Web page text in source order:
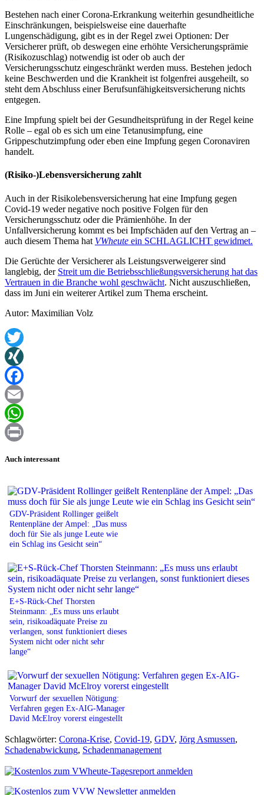
Bestehen nach einer Corona-Erkrankung weiterhin gesundheitliche
Einschränkungen, beispielsweise eine dauerhafte
Lungenschädigung, gibt es in der Regel zwei Optionen: Der
Versicherer prüft, ob deswegen eine erhöhte Versicherungsprämie
(Risikozuschlag) notwendig ist oder ob auch der
Versicherungsschutz eingeschränkt werden muss. Bestehen jedoch
keine Beschwerden und die Krankheit ist folgenfrei ausgeheilt, so
steht dem Abschluss einer Berufsunfähigkeitsversicherung nichts
entgegen.
Eine Impfung spielt bei der Gesundheitsprüfung in der Regel keine
Rolle – egal ob es sich um eine Tetanusimpfung, eine
Grippeschutzimpfung oder eben eine Impfung gegen Coronaviren
handelt.
(Risiko-)Lebensversicherung zahlt
Auch in der Risikolebensversicherung hat eine Impfung gegen
Covid-19 weder negative noch positive Folgen für den
Versicherungsschutz oder die Prämienhöhe. In der
Unfallversicherung kommt es bei Impfschäden auf den Vertrag an –
auch diesem Thema hat VWheute ein SCHLAGLICHT gewidmet.
Die Gerüchte der Versicherer als Leistungsverweigerer sind
langlebig, der Streit um die Betriebsschließungsversicherung hat das
Vertrauen in die Branche wohl geschwächt. Nicht auszuschließen,
dass im Juni ein weiterer Artikel zum Thema erscheint.
Autor: Maximilian Volz
Twitter
XING
Facebook
Email
WhatsApp
Auch interessant
GDV-Präsident Rollinger geißelt
Rentenpläne der Ampel: „Das muss
doch für Sie als junge Leute wie
ein Schlag ins Gesicht sein“
E+S-Rück-Chef Thorsten
Steinmann: „Es muss uns erlaubt
sein, risikoadäquate Preise zu
verlangen, sonst funktioniert dieses
System nicht oder nicht sehr
lange“
Vorwurf der sexuellen Nötigung:
Verfahren gegen Ex-AIG-Manager
David McElroy vorerst eingestellt
Schlagwörter: Corona-Krise, Covid-19, GDV, Jörg Asmussen,
Schadenabwickung, Schadenmanagement